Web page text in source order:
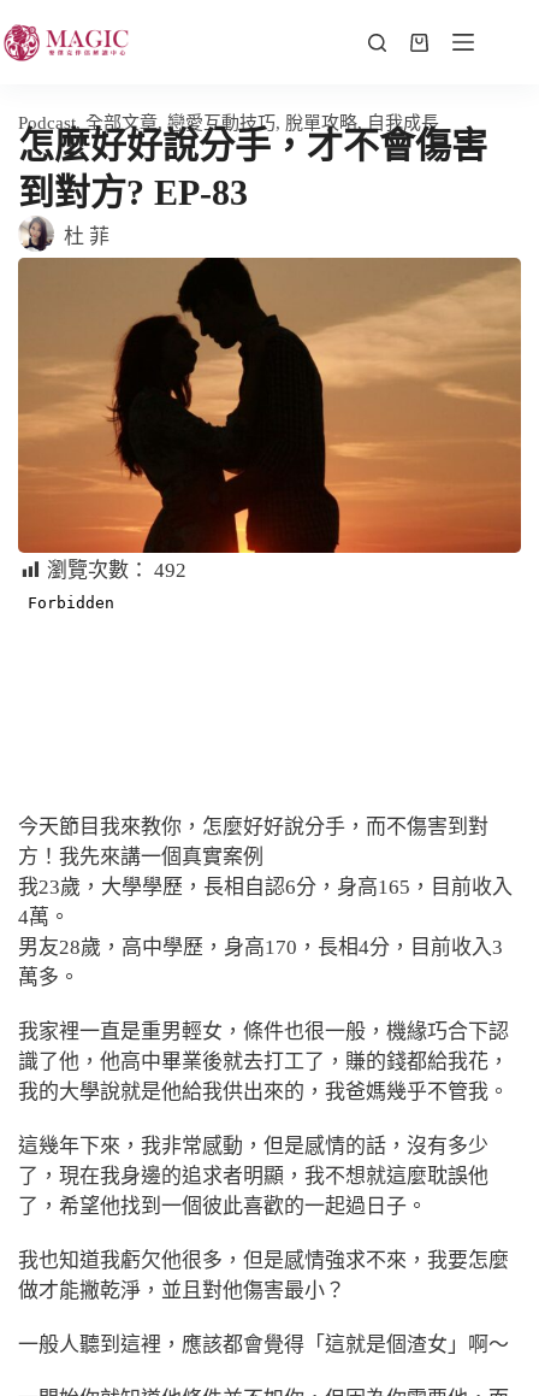
Podcast, 全部文章, 戀愛互動技巧, 脫單攻略, 自我成長
怎麼好好說分手，才不會傷害
到對方? EP-83
杜 菲
瀏覽次數： 492
今天節目我來教你，怎麼好好說分手，而不傷害到對
方！我先來講一個真實案例
我23歲，大學學歷，長相自認6分，身高165，目前收入
4萬。
男友28歲，高中學歷，身高170，長相4分，目前收入3
萬多。
我家裡一直是重男輕女，條件也很一般，機緣巧合下認
識了他，他高中畢業後就去打工了，賺的錢都給我花，
我的大學說就是他給我供出來的，我爸媽幾乎不管我。
這幾年下來，我非常感動，但是感情的話，沒有多少
了，現在我身邊的追求者明顯，我不想就這麼耽誤他
了，希望他找到一個彼此喜歡的一起過日子。
我也知道我虧欠他很多，但是感情強求不來，我要怎麼
做才能撇乾淨，並且對他傷害最小？
一般人聽到這裡，應該都會覺得「這就是個渣女」啊～